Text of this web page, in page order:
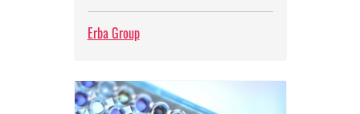
Erba Group